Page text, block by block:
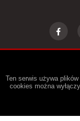
Ten serwis używa
cookies można